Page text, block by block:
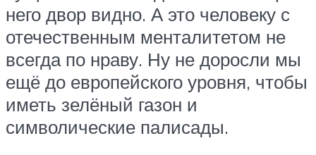
него двор видно. А это человеку с
отечественным менталитетом не
всегда по нраву. Ну не доросли мы
ещё до европейского уровня, чтобы
иметь зелёный газон и
символические палисады.